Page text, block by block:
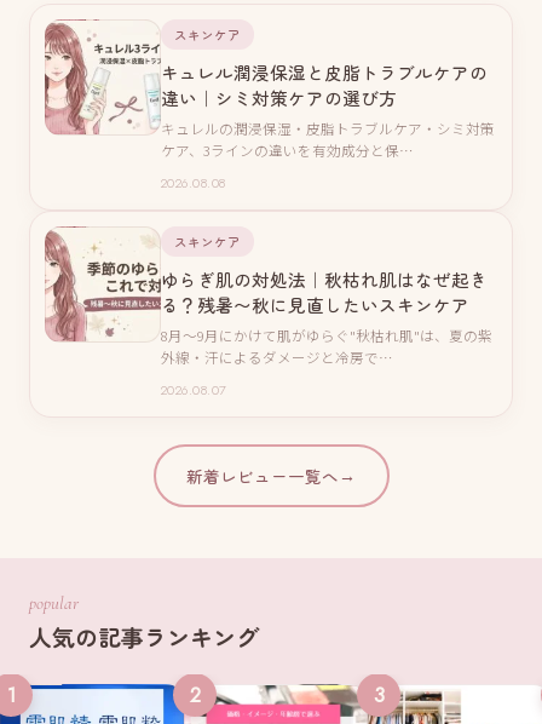
スキンケア
キュレル潤浸保湿と皮脂トラブルケアの
違い｜シミ対策ケアの選び方
キュレルの潤浸保湿・皮脂トラブルケア・シミ対策
ケア、3ラインの違いを有効成分と保…
2026.08.08
スキンケア
ゆらぎ肌の対処法｜秋枯れ肌はなぜ起き
る？残暑〜秋に見直したいスキンケア
8月〜9月にかけて肌がゆらぐ"秋枯れ肌"は、夏の紫
外線・汗によるダメージと冷房で…
2026.08.07
新着レビュー一覧へ →
popular
人気の記事ランキング
1 2 3